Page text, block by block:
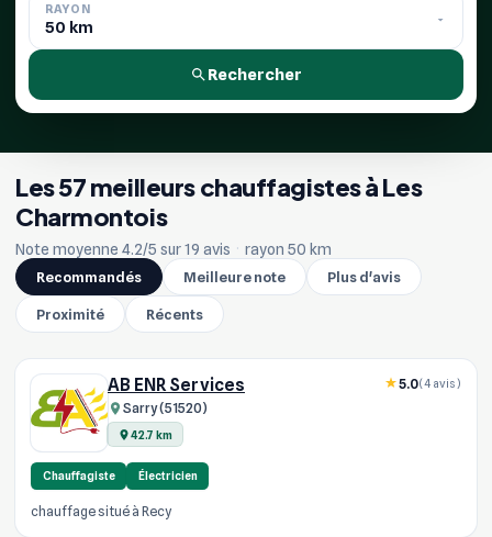
RAYON
Rechercher
Les 57 meilleurs chauffagistes à Les
Charmontois
Note moyenne 4.2/5 sur 19 avis · rayon 50 km
Recommandés
Meilleure note Plus d'avis
Proximité Récents
AB ENR Services
Sarry (51520)
42.7 km
5.0(4 avis)
Chauffagiste Électricien
chauffage situé à Recy